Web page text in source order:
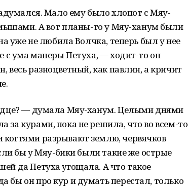
Мало ему было хлопот с Мяу-
А вот планы-то у Мяу-ханум были
уже не любила Волчка, теперь был у нее
с ума манеры Петуха, — ходит-то он
весь разноцветный, как павлин, а кричит
— думала Мяу-ханум. Целыми днями
курами, пока не решила, что во всем-то
разрывают землю, червячков
бы у Мяу-бики были такие же острые
да Петуха угощала. А что такое
бы он про кур и думать перестал, только